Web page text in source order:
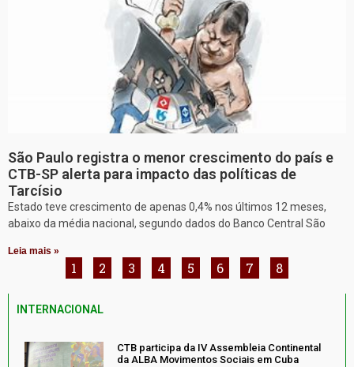
São Paulo registra o menor crescimento do país e
CTB-SP alerta para impacto das políticas de
Tarcísio
Estado teve crescimento de apenas 0,4% nos últimos 12 meses,
abaixo da média nacional, segundo dados do Banco Central São
Leia mais »
1 2 3 4 5 6 7 8
INTERNACIONAL
CTB participa da IV Assembleia Continental
da ALBA Movimentos Sociais em Cuba